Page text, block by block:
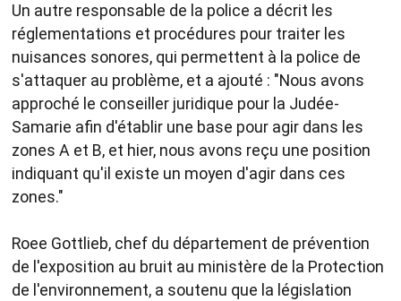
Un autre responsable de la police a décrit les
réglementations et procédures pour traiter les
nuisances sonores, qui permettent à la police de
s'attaquer au problème, et a ajouté : "Nous avons
approché le conseiller juridique pour la Judée-
Samarie afin d'établir une base pour agir dans les
zones A et B, et hier, nous avons reçu une position
indiquant qu'il existe un moyen d'agir dans ces
zones."
Roee Gottlieb, chef du département de prévention
de l'exposition au bruit au ministère de la Protection
de l'environnement, a soutenu que la législation